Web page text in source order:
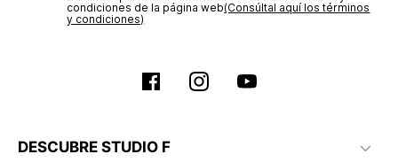
condiciones de la página web‎(Consúltal aquí los términos
y condiciones)
DESCUBRE STUDIO F